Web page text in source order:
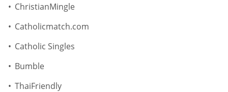
ChristianMingle
Catholicmatch.com
Catholic Singles
Bumble
ThaiFriendly